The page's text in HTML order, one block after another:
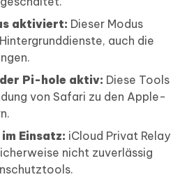
aktiviert: Dieser Modus
auch die
Pi-hole aktiv: Diese Tools
von Safari zu den Apple-
Einsatz: iCloud Privat Relay
nicht zuverlässig